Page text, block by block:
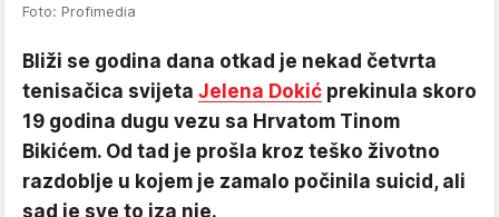
Foto: Profimedia
Bliži se godina dana otkad je nekad četvrta
tenisačica svijeta Jelena Dokić prekinula skoro
19 godina dugu vezu sa Hrvatom Tinom
Bikićem. Od tad je prošla kroz teško životno
razdoblje u kojem je zamalo počinila suicid, ali
sad je sve to iza nje.